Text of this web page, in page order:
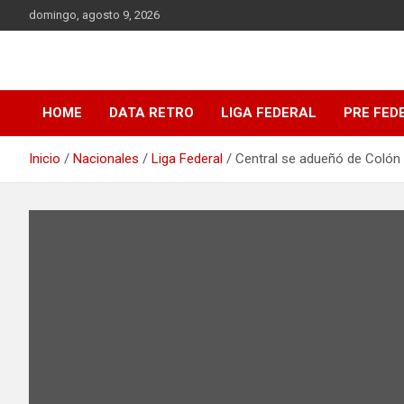
al
domingo, agosto 9, 2026
DATA Basquet
HOME DATA RETRO LIGA FEDERAL PRE
Inicio Nacionales Liga Federal Central se adueñó de